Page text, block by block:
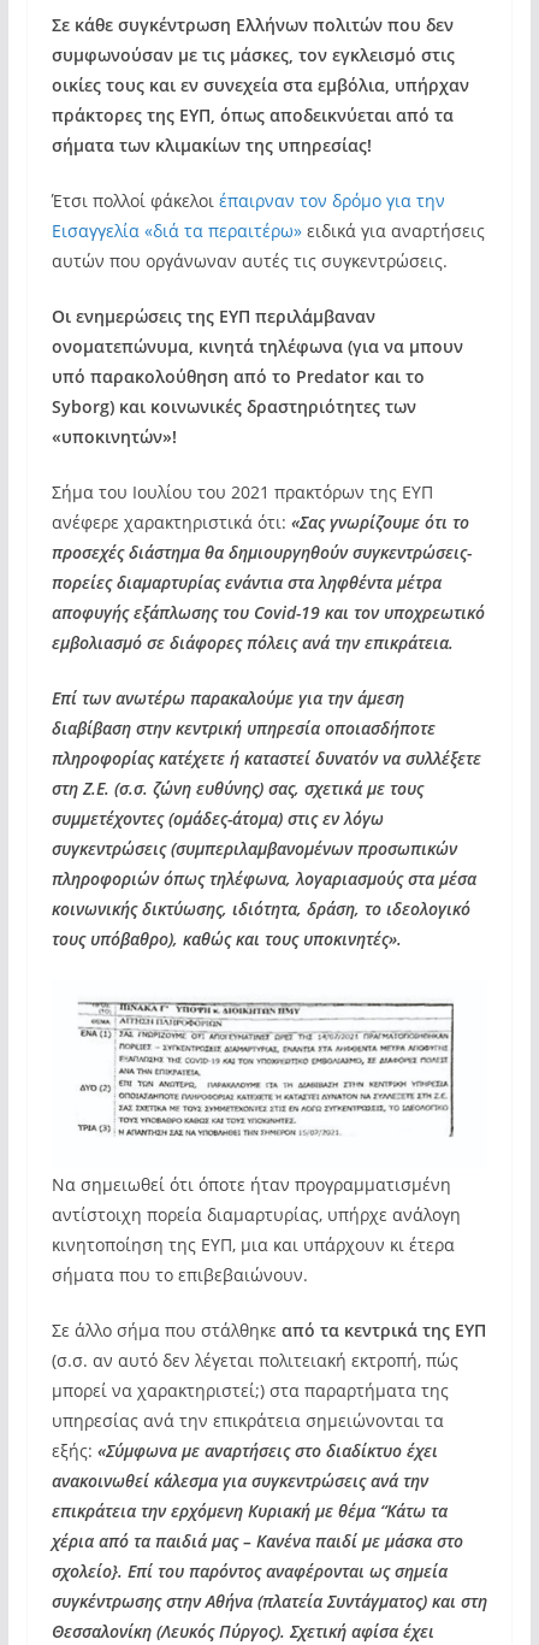
Σε κάθε συγκέντρωση Ελλήνων πολιτών που δεν
συμφωνούσαν με τις μάσκες, τον εγκλεισμό στις
οικίες τους και εν συνεχεία στα εμβόλια, υπήρχαν
πράκτορες της ΕΥΠ, όπως αποδεικνύεται από τα
σήματα των κλιμακίων της υπηρεσίας!
Έτσι πολλοί φάκελοι έπαιρναν τον δρόμο για την
Εισαγγελία «διά τα περαιτέρω»ειδικά για αναρτήσεις
αυτών που οργάνωναν αυτές τις συγκεντρώσεις.
Οι ενημερώσεις της ΕΥΠ περιλάμβαναν
ονοματεπώνυμα, κινητά τηλέφωνα (για να μπουν
υπό παρακολούθηση από το Predator και το
Syborg) και κοινωνικές δραστηριότητες των
«υποκινητών»!
Σήμα του Ιουλίου του 2021 πρακτόρων της ΕΥΠ
ανέφερε χαρακτηριστικά ότι: «Σας γνωρίζουμε ότι το
προσεχές διάστημα θα δημιουργηθούν συγκεντρώσεις-
πορείες διαμαρτυρίας ενάντια στα ληφθέντα μέτρα
αποφυγής εξάπλωσης του Covid-19 και τον υποχρεωτικό
εμβολιασμό σε διάφορες πόλεις ανά την επικράτεια.
Επί των ανωτέρω παρακαλούμε για την άμεση
διαβίβαση στην κεντρική υπηρεσία οποιασδήποτε
πληροφορίας κατέχετε ή καταστεί δυνατόν να συλλέξετε
στη Ζ.Ε. (σ.σ. ζώνη ευθύνης) σας, σχετικά με τους
συμμετέχοντες (ομάδες-άτομα) στις εν λόγω
συγκεντρώσεις (συμπεριλαμβανομένων προσωπικών
πληροφοριών όπως τηλέφωνα, λογαριασμούς στα μέσα
κοινωνικής δικτύωσης, ιδιότητα, δράση, το ιδεολογικό
τους υπόβαθρο), καθώς και τους υποκινητές».
Να σημειωθεί ότι όποτε ήταν προγραμματισμένη
αντίστοιχη πορεία διαμαρτυρίας, υπήρχε ανάλογη
κινητοποίηση της ΕΥΠ, μια και υπάρχουν κι έτερα
σήματα που το επιβεβαιώνουν.
Σε άλλο σήμα που στάλθηκε από τα κεντρικά της ΕΥΠ
(σ.σ. αν αυτό δεν λέγεται πολιτειακή εκτροπή, πώς
μπορεί να χαρακτηριστεί;) στα παραρτήματα της
υπηρεσίας ανά την επικράτεια σημειώνονται τα
εξής: «Σύμφωνα με αναρτήσεις στο διαδίκτυο έχει
ανακοινωθεί κάλεσμα για συγκεντρώσεις ανά την
επικράτεια την ερχόμενη Κυριακή με θέμα “Κάτω τα
χέρια από τα παιδιά μας – Κανένα παιδί με μάσκα στο
σχολείο}. Επί του παρόντος αναφέρονται ως σημεία
συγκέντρωσης στην Αθήνα (πλατεία Συντάγματος) και στη
Θεσσαλονίκη (Λευκός Πύργος). Σχετική αφίσα έχει